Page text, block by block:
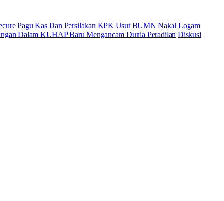
Pagu Kas Dan Persilakan KPK Usut BUMN Nakal Logam
Dalam KUHAP Baru Mengancam Dunia Peradilan Diskusi